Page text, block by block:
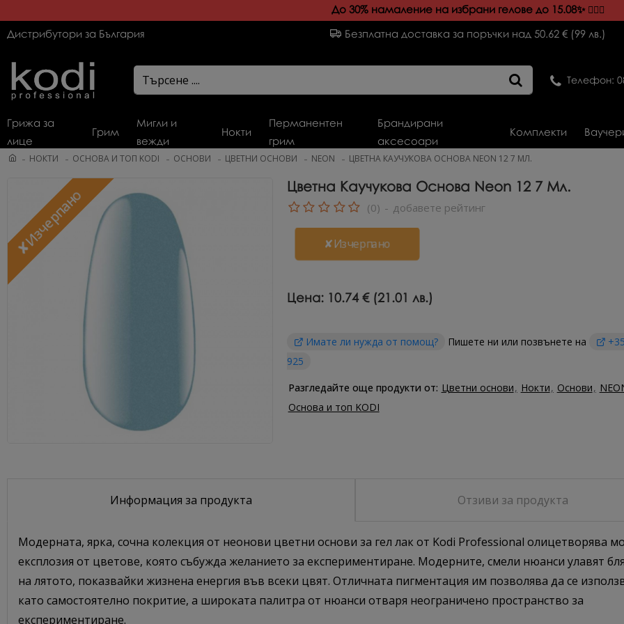
До 30% намаление на избрани гелове до 15.08✨️💁🏻‍♀️
Дистрибутори за България Безплатна доставка за поръчки над 50.62 € (99 лв.)
Телефон:
Грижа за
лице
Грим
Мигли и
вежди
Нокти
Перманентен
грим
Брандирани
аксесоари
Комплекти
НОКТИ ОСНОВА И ТОП KODI ОСНОВИ ЦВЕТНИ ОСНОВИ NEON ЦВЕТНА КАУЧУКОВА ОСНОВА NEON 12 7 МЛ.
✘Изчерпано Цветна Каучукова Основа Neon 12 7 Мл.
✘Изчерпано
(0) - добавете рейтинг
Цена: 10.74 € (21.01 лв.)
Имате ли нужда от помощ? Пишете ни или позвънете на
925
Разгледайте още продукти от: Цветни основи Нокти Основи
Основа и топ KODI
Информация за продукта Отзиви за продукта
Модерната, ярка, сочна колекция от неонови цветни основи за гел лак от Kodi Professional олицетворява
експлозия от цветове, която събужда желанието за експериментиране. Модерните, смели нюанси улавят
на лятото, показвайки жизнена енергия във всеки цвят. Отличната пигментация им позволява да се
като самостоятелно покритие, а широката палитра от нюанси отваря неограничено пространство за
експериментиране.